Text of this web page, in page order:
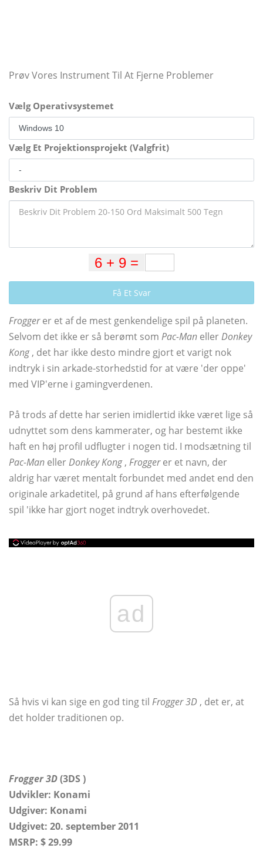
Prøv Vores Instrument Til At Fjerne Problemer
Vælg Operativsystemet
Vælg Et Projektionsprojekt (Valgfrit)
Beskriv Dit Problem
Få Et Svar
Froggerer et af de mest genkendelige spil på planeten.
Selvom det ikke er så berømt som Pac-Man ellerDonkey
Kong, det har ikke desto mindre gjort et varigt nok
indtryk i sin arkade-storhedstid for at være 'der oppe'
med VIP'erne i gamingverdenen.
På trods af dette har serien imidlertid ikke været lige så
udnyttet som dens kammerater, og har bestemt ikke
haft en høj profil udflugter i nogen tid. I modsætning til
Pac-Man ellerDonkey Kong, Froggerer et navn, der
aldrig har været mentalt forbundet med andet end den
originale arkadetitel, på grund af hans efterfølgende
spil 'ikke har gjort noget indtryk overhovedet.
ad
Så hvis vi kan sige en god ting til Frogger 3D , det er, at
det holder traditionen op.
Frogger 3D(3DS )
Udvikler: Konami
Udgiver: Konami
Udgivet: 20. september 2011
MSRP: $ 29.99